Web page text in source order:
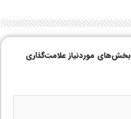
بخش‌های موردنیاز علامت‌گذاری